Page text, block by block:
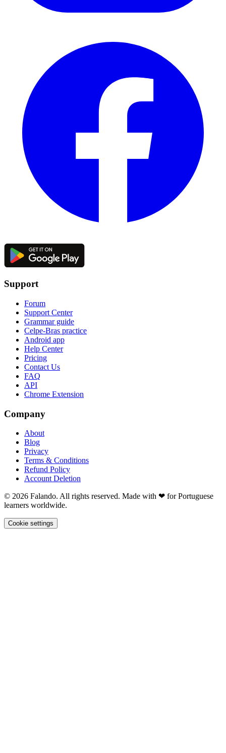
Support
Forum
Support Center
Grammar guide
Celpe-Bras practice
Android app
Help Center
Pricing
Contact Us
FAQ
API
Chrome Extension
Company
About
Blog
Privacy
Terms & Conditions
Refund Policy
Account Deletion
© 2026 Falando. All rights reserved. Made with ❤ for Portuguese
learners worldwide.
Cookie settings